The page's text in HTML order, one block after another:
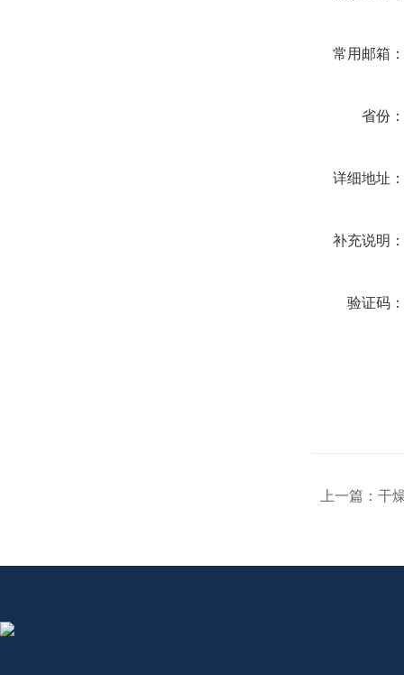
常用邮箱
省份
详细地址
补充说明
验证码
上一篇： 干